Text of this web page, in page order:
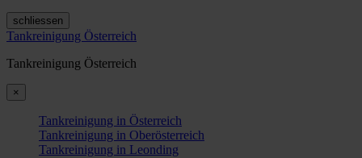
schliessen
Tankreinigung Österreich
Tankreinigung Österreich
×
Tankreinigung in Österreich
Tankreinigung in Oberösterreich
Tankreinigung in Leonding